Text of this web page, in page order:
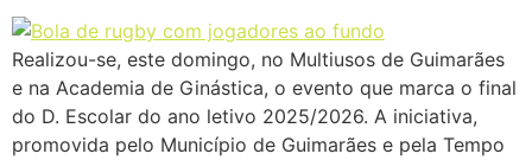
Realizou-se, este domingo, no Multiusos de Guimarães
e na Academia de Ginástica, o evento que marca o final
do D. Escolar do ano letivo 2025/2026. A iniciativa,
promovida pelo Município de Guimarães e pela Tempo